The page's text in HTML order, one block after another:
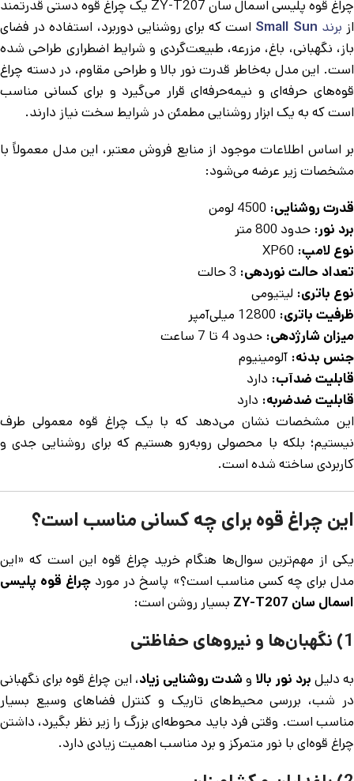
چراغ قوه پلیسی اسمال سان ZY-T207 یک چراغ قوه دستی قدرتمند
از برند Small Sun است که برای روشنایی دوربرد، استفاده در فضای
باز، نگهبانی، باغ، مزرعه، طبیعت‌گردی و شرایط اضطراری طراحی شده
است. این مدل به‌خاطر قدرت نور بالا و طراحی مقاوم، در دسته چراغ
قوه‌های حرفه‌ای و نیمه‌حرفه‌ای قرار می‌گیرد و برای کسانی مناسب
است که به یک ابزار روشنایی مطمئن در شرایط سخت نیاز دارند.
بر اساس اطلاعات موجود از منابع فروش معتبر، این مدل معمولاً با
مشخصات زیر عرضه می‌شود:
قدرت روشنایی:
برد نور: حدود 800 متر
نوع لامپ:
تعداد حالت نوردهی:
نوع باتری: لیتیومی
ظرفیت باتری:
میزان شارژدهی: حدود 4 تا 7 ساعت
جنس بدنه: آلومینیوم
قابلیت ضدآب: دارد
قابلیت ضدضربه: دارد
این مشخصات نشان می‌دهد که با یک چراغ قوه معمولی طرف
نیستیم؛ بلکه با محصولی روبه‌رو هستیم که برای روشنایی جدی و
کاربردی ساخته شده است.
این چراغ قوه برای چه کسانی مناسب است؟
یکی از مهم‌ترین سوال‌ها هنگام خرید چراغ قوه این است که «این
مدل برای چه کسی مناسب است؟» پاسخ در مورد چراغ قوه پلیسی
اسمال سان ZY-T207
بسیار روشن است:
1) نگهبان‌ها و نیروهای حفاظتی
به دلیل برد نور بالا وشدت روشنایی زیاد، این چراغ قوه برای نگهبانی
در شب، بررسی محیط‌های تاریک و کنترل فضاهای وسیع بسیار
مناسب است. وقتی فرد باید محوطه‌ای بزرگ را زیر نظر بگیرد، داشتن
چراغ قوه‌ای با نور متمرکز و برد مناسب اهمیت زیادی دارد.